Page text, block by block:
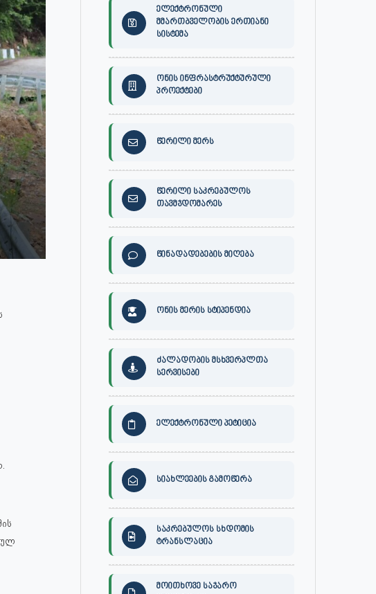
ელექტრონული
მმართბველობის ერთიანი
სისტემა
ონის ინფრასტრუქტურული
პროექტები
წერილი მერს
წერილი საკრებულოს
თავმჯდომარეს
წინადადებების მიღება
ონის მერის სტიპენდია
ძალადობის მსხვერპლთა
სერვისები
ელექტრონული პეტიცია
სიახლეების გამოწერა
საკრებულოს სხდომის
ტრანსლაცია
მოითხოვე საჯარო